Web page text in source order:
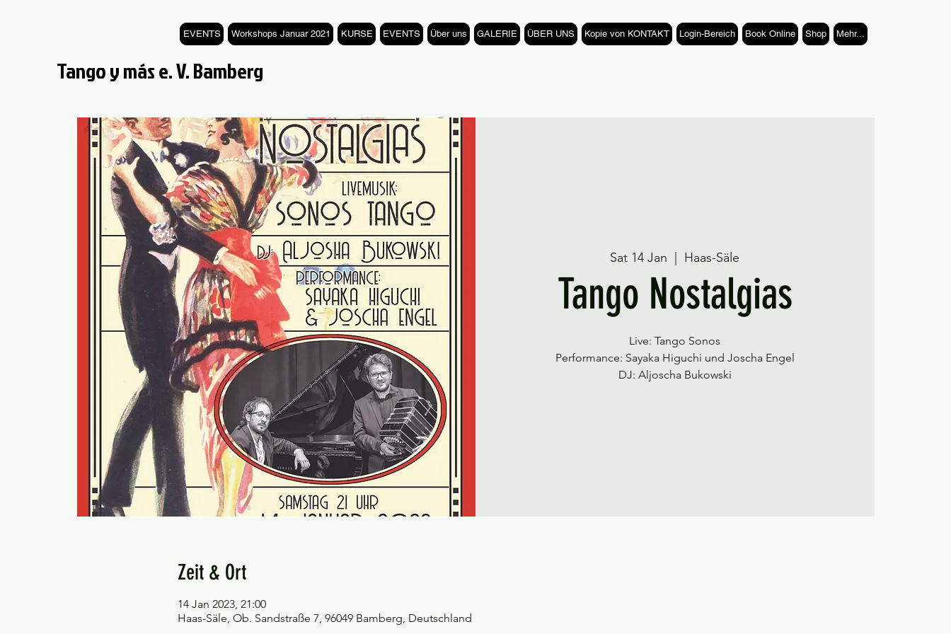
EVENTS Workshops Januar 2021 KURSE EVENTS Über uns GALERIE ÜBER UNS Kopie von KONTAKT Login-Bereich Book Online Shop Mehr...
Tango y más e. V. Bamberg
Sat 14 Jan Haas-Säle
Tango Nostalgias
Live: Tango Sonos
Performance: Sayaka Higuchi und Joscha Engel
DJ: Aljoscha Bukowski
Zeit & Ort
14 Jan 2023, 21:00
Haas-Säle, Ob. Sandstraße 7, 96049 Bamberg, Deutschland